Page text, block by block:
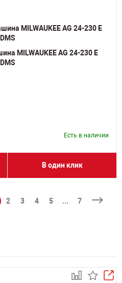
MILWAUKEE AG 24-230 E
DMS
Есть в наличии
В один клик
2 3 4 5 ... 7